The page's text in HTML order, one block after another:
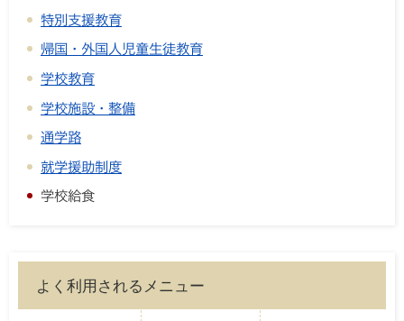
特別支援教育
帰国・外国人児童生徒教育
学校教育
学校施設・整備
通学路
就学援助制度
学校給食
よく利用されるメニュー